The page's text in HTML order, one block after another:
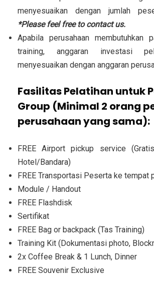
menyesuaikan dengan jumlah
*Please feel free to contact us.
Apabila perusahaan membutuhkan
training, anggaran investasi
menyesuaikan dengan anggaran
Fasilitas Pelatihan untuk
Group (Minimal 2 orang
perusahaan yang sama):
FREE Airport pickup service
Hotel/Bandara)
FREE Transportasi Peserta ke tempat
Module / Handout
FREE Flashdisk
Sertifikat
FREE Bag or backpack (Tas Training)
Training Kit (Dokumentasi photo,
2x Coffee Break & 1 Lunch, Dinner
FREE Souvenir Exclusive